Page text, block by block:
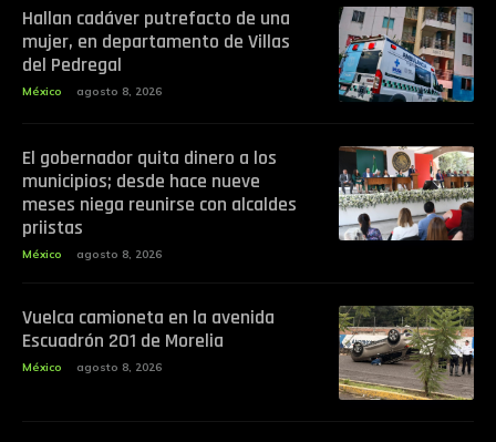
Hallan cadáver putrefacto de una
mujer, en departamento de Villas
del Pedregal
México agosto 8, 2026
El gobernador quita dinero a los
municipios; desde hace nueve
meses niega reunirse con alcaldes
priistas
México agosto 8, 2026
Vuelca camioneta en la avenida
Escuadrón 201 de Morelia
México agosto 8, 2026